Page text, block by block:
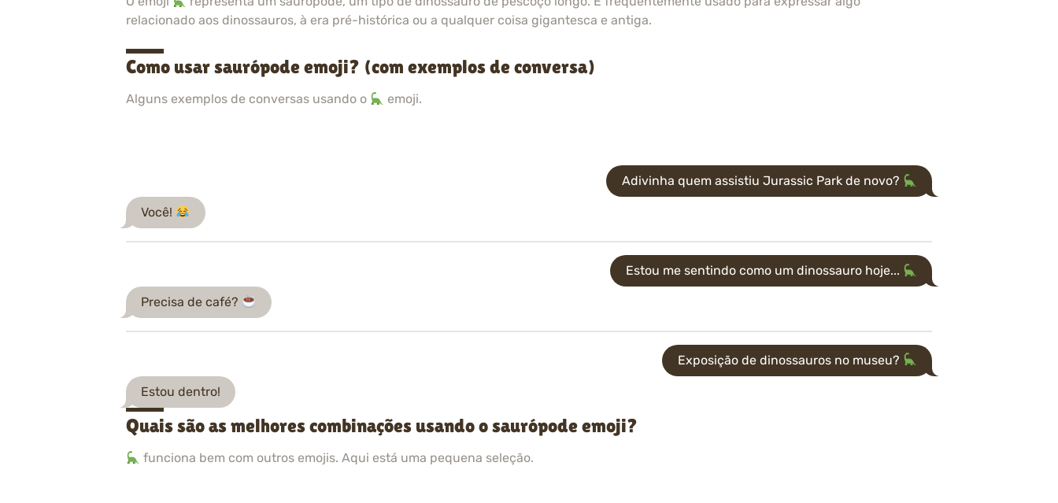
relacionado aos dinossauros, à era pré-histórica ou a qualquer coisa gigantesca e antiga.
Como usar saurópode emoji? (com exemplos de conversa)
Alguns exemplos de conversas usando o emoji.
Adivinha quem assistiu Jurassic Park de novo?
Você!
Estou me sentindo como um dinossauro hoje...
Precisa de café?
Exposição de dinossauros no museu?
Estou dentro!
Quais são as melhores combinações usando o saurópode emoji?
funciona bem com outros emojis. Aqui está uma pequena seleção.